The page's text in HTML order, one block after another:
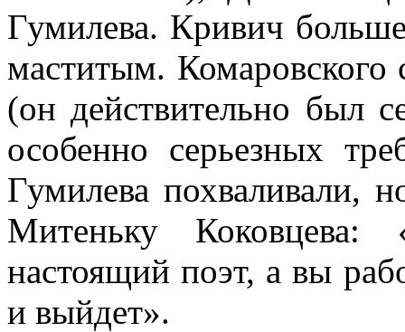
Гумилева. Кривич больше
маститым. Комаровского
(он действительно был
особенно серьезных
Гумилева похваливали,
Митеньку
настоящий поэт, а вы
и выйдет».